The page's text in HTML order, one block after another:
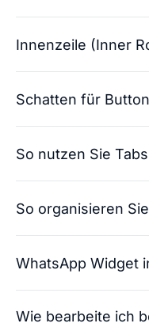
Innenzeile (Inner
Schatten für
So nutzen Sie Tabs
So organisieren
WhatsApp Widget
Wie bearbeite ich